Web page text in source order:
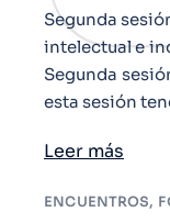
Segunda
intelectual e
Segunda
esta sesión
Leer más
ENCUENTROS,